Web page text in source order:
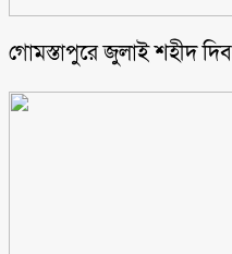
গোমস্তাপুরে জুলাই শহীদ